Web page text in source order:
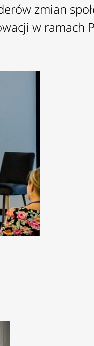
zmian
w ramach